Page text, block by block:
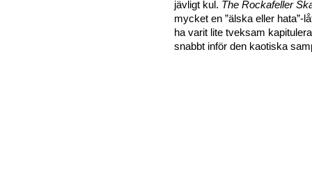
jävligt kul. The Rockafeller
mycket en ”älska eller hata”-
ha varit lite tveksam
snabbt inför den kaotiska